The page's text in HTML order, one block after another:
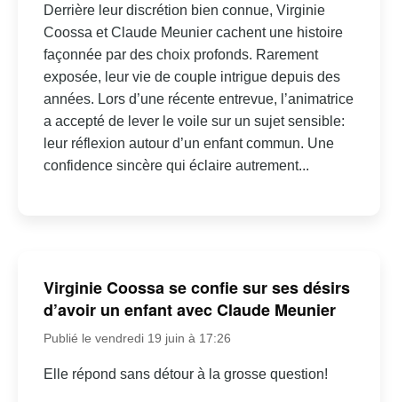
Derrière leur discrétion bien connue, Virginie
Coossa et Claude Meunier cachent une histoire
façonnée par des choix profonds. Rarement
exposée, leur vie de couple intrigue depuis des
années. Lors d’une récente entrevue, l’animatrice
a accepté de lever le voile sur un sujet sensible:
leur réflexion autour d’un enfant commun. Une
confidence sincère qui éclaire autrement...
Virginie Coossa se confie sur ses désirs
d’avoir un enfant avec Claude Meunier
Publié le vendredi 19 juin à 17:26
Elle répond sans détour à la grosse question!